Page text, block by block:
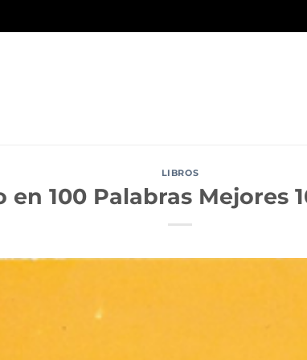
LIBROS
en 100 Palabras Mejores